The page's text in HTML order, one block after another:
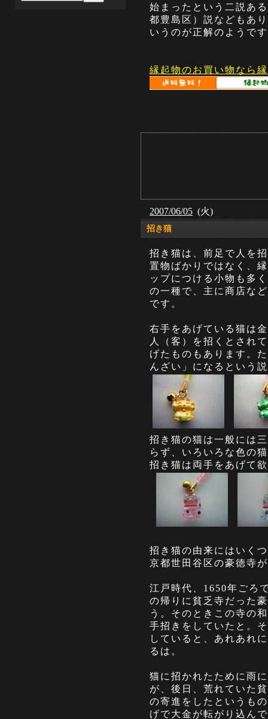
始まったという二説あ
都豊島区）説などもあ
いうのが正解のようで
縁起物のお買い物なら
2007/06/05 (火)
招き猫
招き猫は、前足で人を
置物ばかりではなく、
ップにつける小物も多
の一種で、主に商店な
です。
右手をあげている猫は
人（客）を招くとされ
げたものもあります。
んざい」になるという
招き猫の猫は一般には
らず、いろいろな色の
招き猫は両手をあげて
招き猫の由来にはいく
京都世田谷区の豪徳寺
江戸時代、1650年ごろ
の帰りに貧乏寺だった
う。そのときこの寺の
手招きをしていたと。
していると、あれあれ
るは。
猫に招かれたために雨
が、後日、荒れていた
の寄進をしたというも
げで大金が転がり込ん